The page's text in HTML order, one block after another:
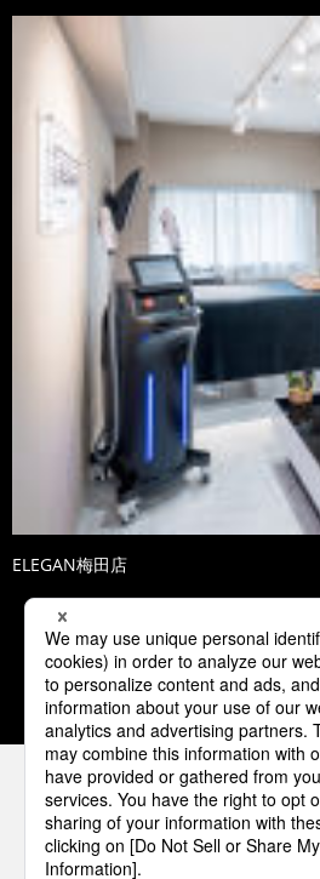
ELEGAN梅田店
4 5 6
パナソニックの電気設備